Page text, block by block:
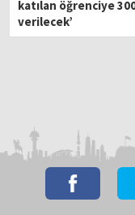
katılan öğrenciye
verilecek’